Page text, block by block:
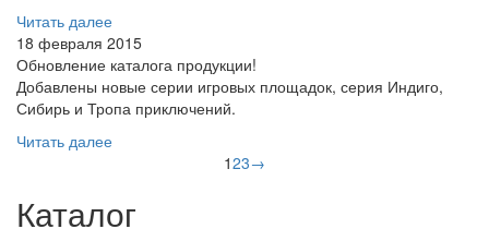
Читать далее
18 февраля 2015
Обновление каталога продукции!
Добавлены новые серии игровых площадок, серия Индиго,
Сибирь и Тропа приключений.
Читать далее
123→
Каталог